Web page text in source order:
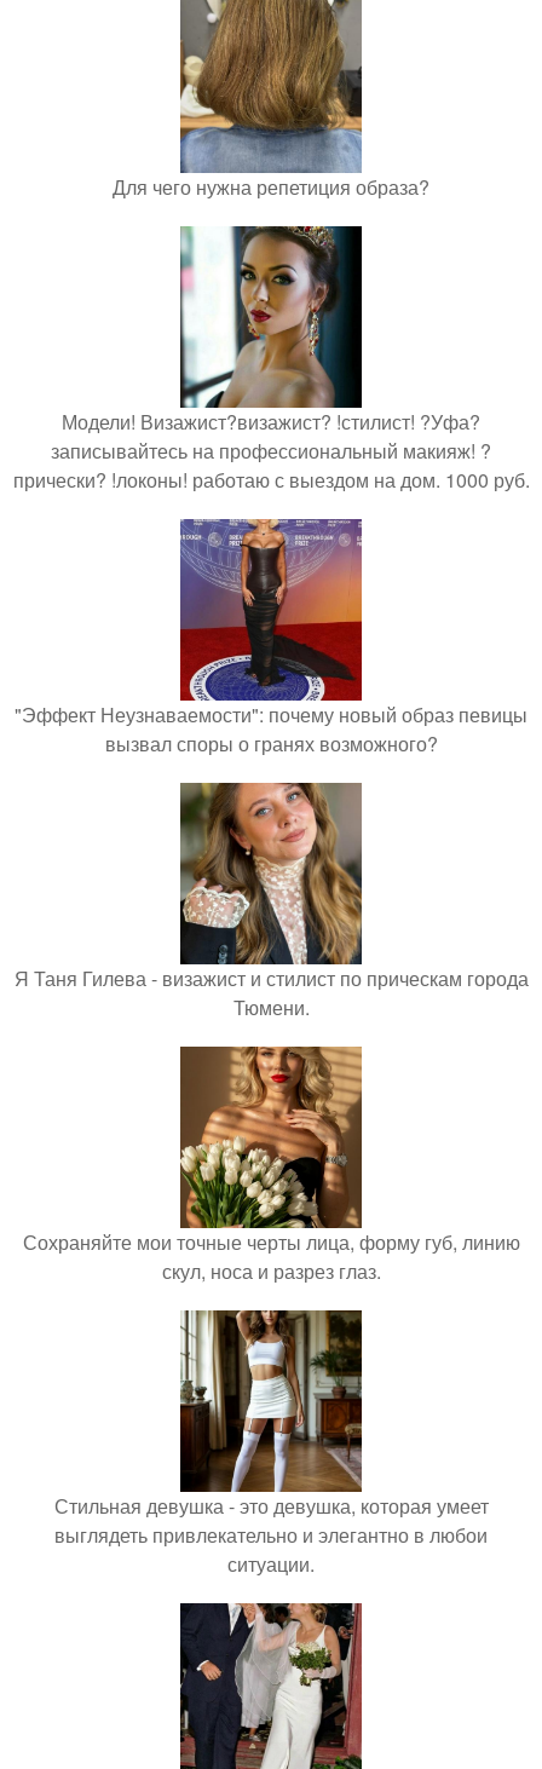
Для чего нужна репетиция образа?
Модели! Визажист?визажист? !стилист! ?Уфа?
записывайтесь на профессиональный макияж! ?
прически? !локоны! работаю с выездом на дом. 1000 руб.
"Эффект Неузнаваемости": почему новый образ певицы
вызвал споры о гранях возможного?
Я Таня Гилева - визажист и стилист по прическам города
Тюмени.
Сохраняйте мои точные черты лица, форму губ, линию
скул, носа и разрез глаз.
Стильная девушка - это девушка, которая умеет
выглядеть привлекательно и элегантно в любои
ситуации.